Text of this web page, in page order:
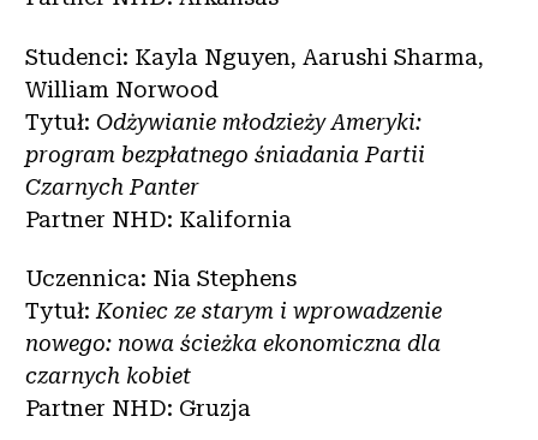
Studenci: Kayla Nguyen, Aarushi Sharma,
William Norwood
Tytuł: Odżywianie młodzieży Ameryki:
program bezpłatnego śniadania Partii
Czarnych Panter
Partner NHD: Kalifornia
Uczennica: Nia Stephens
Tytuł:Koniec ze starym i wprowadzenie
nowego: nowa ścieżka ekonomiczna dla
czarnych kobiet
Partner NHD: Gruzja